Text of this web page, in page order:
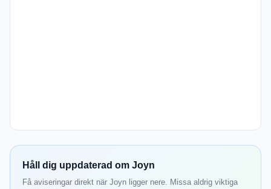
Håll dig uppdaterad om Joyn
Få aviseringar direkt när Joyn ligger nere. Missa aldrig viktiga